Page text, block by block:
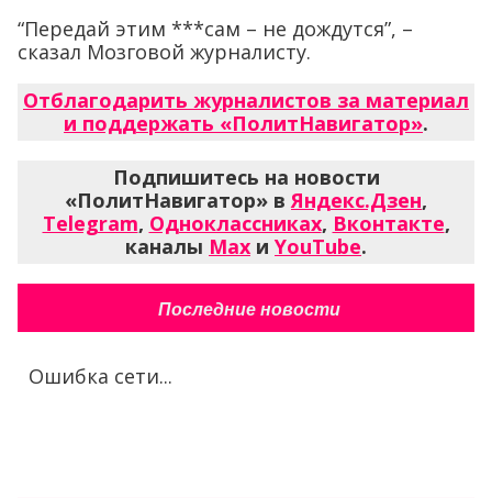
“Передай этим ***сам – не дождутся”, –
сказал Мозговой журналисту.
Отблагодарить журналистов за материал
и поддержать «ПолитНавигатор».
Подпишитесь на новости
«ПолитНавигатор» вЯндекс.Дзен,
Telegram, Одноклассниках, Вконтакте,
каналы Max и YouTube.
Последние новости
Ошибка сети...